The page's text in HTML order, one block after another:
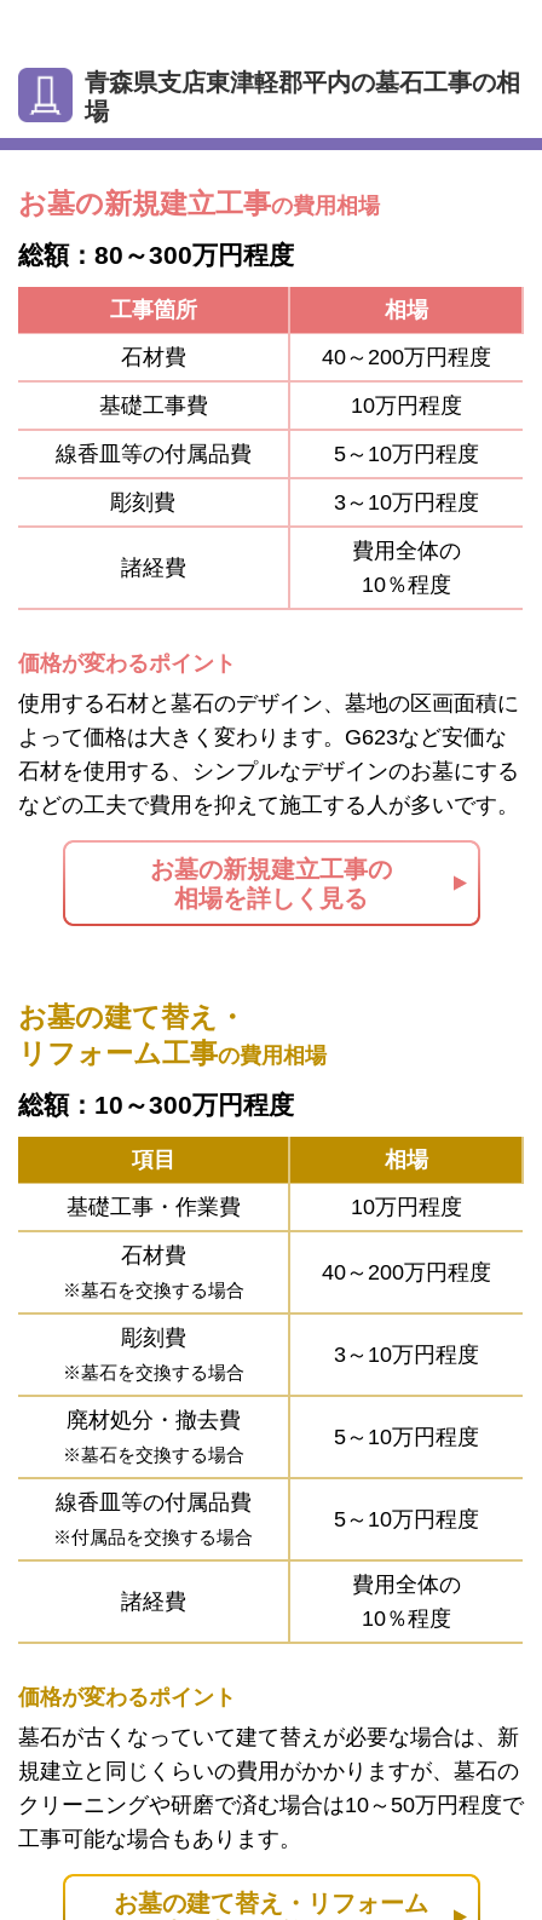
青森県支店東津軽郡平内の墓石工事の相
場
お墓の新規建立工事の費用相場
総額：80～300万円程度
工事箇所
相場
石材費
40～200万円程度
基礎工事費
10万円程度
線香皿等の付属品費
5～10万円程度
彫刻費
3～10万円程度
諸経費
費用全体の
10％程度
価格が変わるポイント
使用する石材と墓石のデザイン、墓地の区画面積に
よって価格は大きく変わります。G623など安価な
石材を使用する、シンプルなデザインのお墓にする
などの工夫で費用を抑えて施工する人が多いです。
お墓の新規建立工事の
相場を詳しく見る
お墓の建て替え・
リフォーム工事の費用相場
総額：10～300万円程度
項目
相場
基礎工事・作業費
10万円程度
石材費
※墓石を交換する場合
40～200万円程度
彫刻費
※墓石を交換する場合
3～10万円程度
廃材処分・撤去費
※墓石を交換する場合
5～10万円程度
線香皿等の付属品費
※付属品を交換する場合
5～10万円程度
諸経費
費用全体の
10％程度
価格が変わるポイント
墓石が古くなっていて建て替えが必要な場合は、新
規建立と同じくらいの費用がかかりますが、墓石の
クリーニングや研磨で済む場合は10～50万円程度で
工事可能な場合もあります。
お墓の建て替え・リフォーム